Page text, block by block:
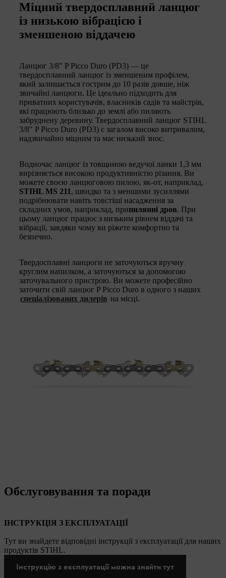
Міцний твердосплавний ланцюг
із низькою вібрацією і
зменшеною віддачею
Ланцюг 3/8" P Picco Duro (PD3) — це
твердосплавний ланцюг із зменшеним профілем,
який залишається гострим до 10 разів довше, ніж
звичайні ланцюги. Це ідеально підходить для
приватних користувачів, власників садів та майстрів,
які працюють близько до землі або пиляють
забруднену деревину. Твердосплавний ланцюг STIHL
3/8" P Picco Duro (PD3) є загалом високо витривалим,
надзвичайно міцним та має низький знос.
Водночас ланцюг із товщиною ведучої ланки 1,3 мм
вирізняється високою продуктивністю різання. Ви
можете своєю ланцюговою пилою, як-от, наприклад,
STIHL MS 211, швидко та з меншими зусиллями
подрібнювати навіть товстіші насадження за
складних умов, наприклад, припилянні дров. При
цьому ланцюг працює з низьким рівнем віддачі та
вібрації, завдяки чому ви ріжете комфортно та
безпечно.
Твердосплавні ланцюги не заточуються вручну
круглим напилком, а заточуються за допомогою
заточувального пристрою. Ви можете професійно
заточити свій ланцюг P Picco Duro в одного з наших
спеціалізованих дилерів на місці.
Обслуговування та поради
ІНСТРУКЦІЯ З ЕКСПЛУАТАЦІЇ
Тут ви знайдете відповідні інструкції з експлуатації для наших
продуктів STIHL.
Інструкцію з експлуатації можна знайти тут